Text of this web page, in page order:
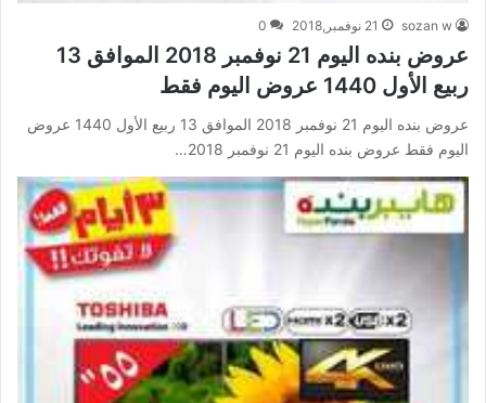
sozan w 21 نوفمبر,2018 0
عروض بنده اليوم 21 نوفمبر 2018 الموافق 13
ربيع الأول 1440 عروض اليوم فقط
عروض بنده اليوم 21 نوفمبر 2018 الموافق 13 ربيع الأول 1440 عروض
اليوم فقط عروض بنده اليوم 21 نوفمبر 2018…